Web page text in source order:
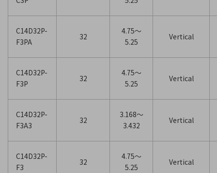
C14D32P-
F3PA
32
4.75〜
5.25
Vertical
C14D32P-
F3P
32
4.75〜
5.25
Vertical
C14D32P-
F3A3
32
3.168〜
3.432
Vertical
C14D32P-
F3
32
4.75〜
5.25
Vertical